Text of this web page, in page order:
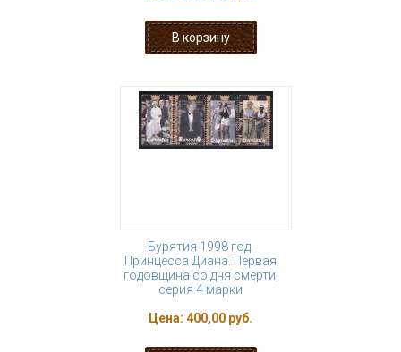
Бурятия 1998 год.
Принцесса Диана. Первая
годовщина со дня смерти,
серия 4 марки
Цена: 400,00 руб.